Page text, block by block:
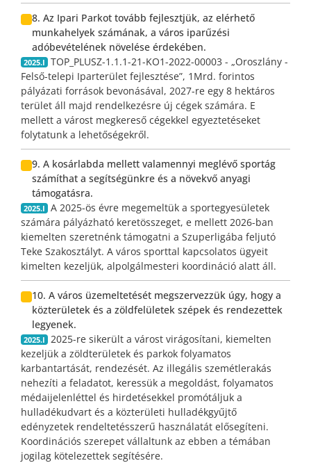
8. Az Ipari Parkot tovább fejlesztjük, az elérhető
munkahelyek számának, a város iparűzési
adóbevételének növelése érdekében.
2025.I
TOP_PLUSZ-1.1.1-21-KO1-2022-00003 - „Oroszlány -
Felső-telepi Iparterület fejlesztése”, 1Mrd. forintos
pályázati források bevonásával, 2027-re egy 8 hektáros
terület áll majd rendelkezésre új cégek számára. E
mellett a várost megkereső cégekkel egyeztetéseket
folytatunk a lehetőségekről.
9. A kosárlabda mellett valamennyi meglévő sportág
számíthat a segítségünkre és a növekvő anyagi
támogatásra.
2025.I
A 2025-ös évre megemeltük a sportegyesületek
számára pályázható keretösszeget, e mellett 2026-ban
kiemelten szeretnénk támogatni a Szuperligába feljutó
Teke Szakosztályt. A város sporttal kapcsolatos ügyeit
kimelten kezeljük, alpolgálmesteri koordináció alatt áll.
10. A város üzemeltetését megszervezzük úgy, hogy a
közterületek és a zöldfelületek szépek és rendezettek
legyenek.
2025.I
2025-re sikerült a várost virágosítani, kiemelten
kezeljük a zöldterületek és parkok folyamatos
karbantartását, rendezését. Az illegális szemétlerakás
nehezíti a feladatot, keressük a megoldást, folyamatos
médaijelenléttel és hirdetésekkel promótáljuk a
hulladékudvart és a közterületi hulladékgyűjtő
edényzetek rendeltetésszerű használatát elősegíteni.
Koordinációs szerepet vállaltunk az ebben a témában
jogilag kötelezettek segítésére.